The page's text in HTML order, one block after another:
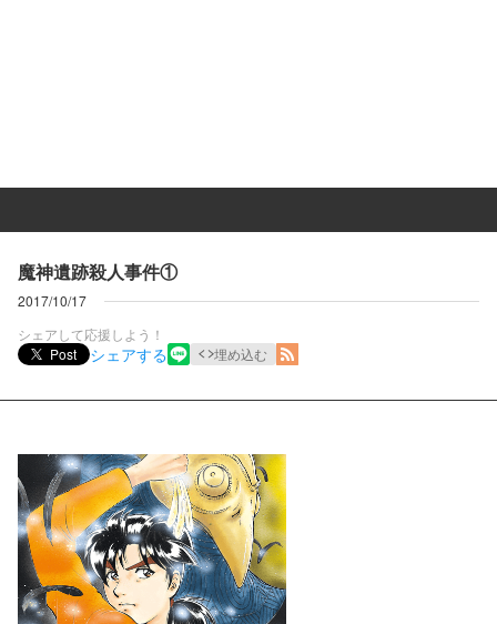
魔神遺跡殺人事件①
2017/10/17
シェアして応援しよう！
Post
シェアする 埋め込む